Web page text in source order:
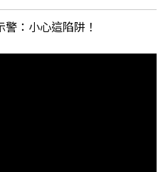
：小心這陷阱！